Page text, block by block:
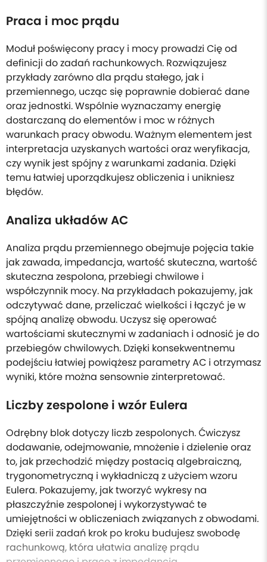
Praca i moc prądu
Moduł poświęcony pracy i mocy prowadzi Cię od
definicji do zadań rachunkowych. Rozwiązujesz
przykłady zarówno dla prądu stałego, jak i
przemiennego, ucząc się poprawnie dobierać dane
oraz jednostki. Wspólnie wyznaczamy energię
dostarczaną do elementów i moc w różnych
warunkach pracy obwodu. Ważnym elementem jest
interpretacja uzyskanych wartości oraz weryfikacja,
czy wynik jest spójny z warunkami zadania. Dzięki
temu łatwiej uporządkujesz obliczenia i unikniesz
błędów.
Analiza układów AC
Analiza prądu przemiennego obejmuje pojęcia takie
jak zawada, impedancja, wartość skuteczna, wartość
skuteczna zespolona, przebiegi chwilowe i
współczynnik mocy. Na przykładach pokazujemy, jak
odczytywać dane, przeliczać wielkości i łączyć je w
spójną analizę obwodu. Uczysz się operować
wartościami skutecznymi w zadaniach i odnosić je do
przebiegów chwilowych. Dzięki konsekwentnemu
podejściu łatwiej powiążesz parametry AC i otrzymasz
wyniki, które można sensownie zinterpretować.
Liczby zespolone i wzór Eulera
Odrębny blok dotyczy liczb zespolonych. Ćwiczysz
dodawanie, odejmowanie, mnożenie i dzielenie oraz
to, jak przechodzić między postacią algebraiczną,
trygonometryczną i wykładniczą z użyciem wzoru
Eulera. Pokazujemy, jak tworzyć wykresy na
płaszczyźnie zespolonej i wykorzystywać te
umiejętności w obliczeniach związanych z obwodami.
Dzięki serii zadań krok po kroku budujesz swobodę
rachunkową, która ułatwia analizę prądu